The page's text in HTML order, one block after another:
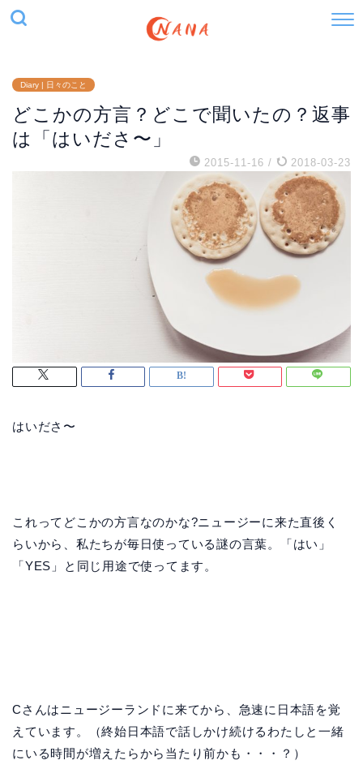
Diary | 日々のこと
どこかの方言？どこで聞いたの？返事
は「はいださ〜」
2015-11-16 / 2018-03-23
はいださ〜
これってどこかの方言なのかな?ニュージーに来た直後く
らいから、私たちが毎日使っている謎の言葉。「はい」
「YES」と同じ用途で使ってます。
Cさんはニュージーランドに来てから、急速に日本語を覚
えています。（終始日本語で話しかけ続けるわたしと一緒
にいる時間が増えたらから当たり前かも・・・？）